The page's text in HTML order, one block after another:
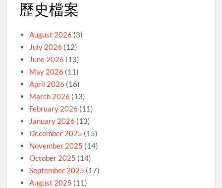
歷史檔案
August 2026 (3)
July 2026 (12)
June 2026 (13)
May 2026 (11)
April 2026 (16)
March 2026 (13)
February 2026 (11)
January 2026 (13)
December 2025 (15)
November 2025 (14)
October 2025 (14)
September 2025 (17)
August 2025 (11)